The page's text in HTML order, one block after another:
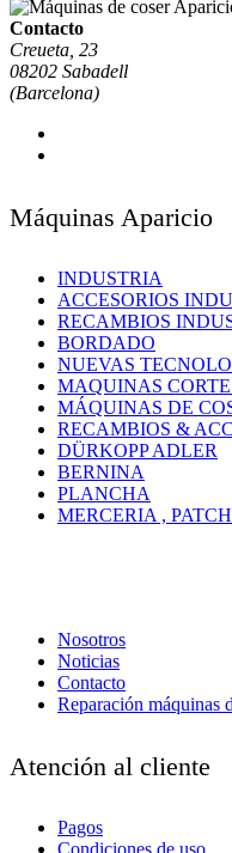
Contacto
Creueta, 23
08202 Sabadell
(Barcelona)
Máquinas Aparicio
INDUSTRIA
ACCESORIOS
RECAMBIOS
BORDADO
NUEVAS
MAQUINAS
MÁQUINAS DE
RECAMBIOS &
DÜRKOPP ADLER
BERNINA
PLANCHA
MERCERIA ,
Nosotros
Noticias
Contacto
Reparación máquinas
Atención al cliente
Pagos